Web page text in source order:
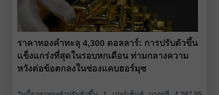
ราคาทองคำทะลุ 4,300 ดอลลาร์: การปรับตัวขึ้น
แข็งแกร่งที่สุดในรอบหกเดือน ท่ามกลางความ
หวังต่อข้อตกลงในช่องแคบฮอร์มุซ